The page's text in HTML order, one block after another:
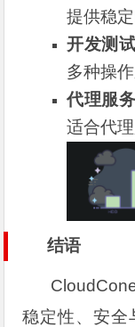
提供稳
开发测
多种操
代理服
适合代
结语
稳定性、安全